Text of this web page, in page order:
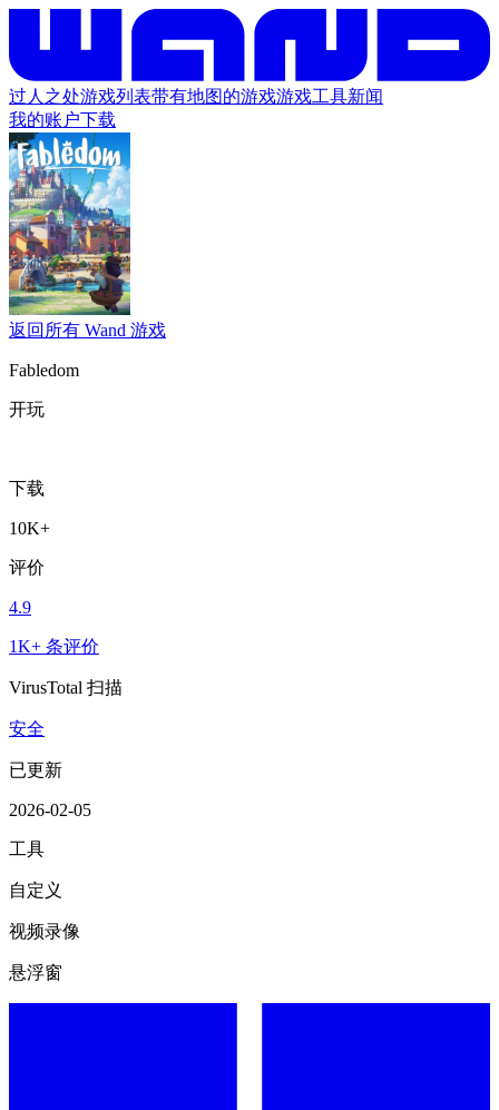
过人之处游戏列表带有地图的游戏游戏工具新闻
我的账户下载
返回所有 Wand 游戏
Fabledom
开玩
下载
10K+
评价
4.9
1K+ 条评价
VirusTotal 扫描
安全
已更新
2026-02-05
工具
自定义
视频录像
悬浮窗